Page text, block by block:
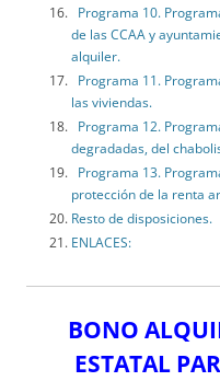
Programa 10.
de las CCAA y
alquiler.
Programa 11.
las viviendas.
Programa 12.
degradadas, del
Programa 13.
protección de la renta
Resto de disposiciones.
ENLACES:
BONO
ESTATAL